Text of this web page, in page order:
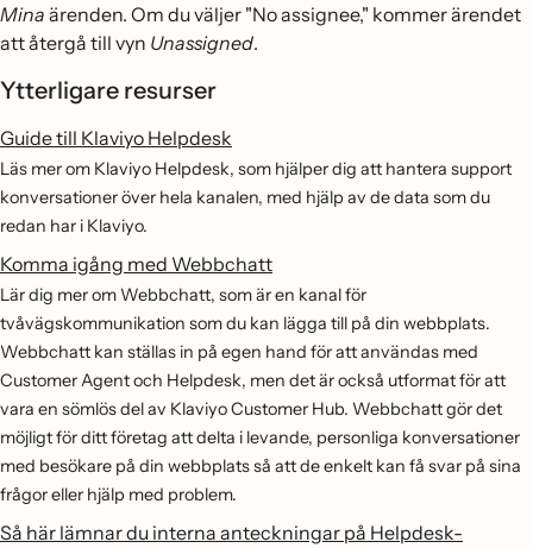
Mina ärenden. Om du väljer "No assignee," kommer ärendet
att återgå till vyn Unassigned.
Ytterligare resurser
Guide till Klaviyo Helpdesk
Läs mer om Klaviyo Helpdesk, som hjälper dig att hantera support
konversationer över hela kanalen, med hjälp av de data som du
redan har i Klaviyo.
Komma igång med Webbchatt
Lär dig mer om Webbchatt, som är en kanal för
tvåvägskommunikation som du kan lägga till på din webbplats.
Webbchatt kan ställas in på egen hand för att användas med
Customer Agent och Helpdesk, men det är också utformat för att
vara en sömlös del av Klaviyo Customer Hub. Webbchatt gör det
möjligt för ditt företag att delta i levande, personliga konversationer
med besökare på din webbplats så att de enkelt kan få svar på sina
frågor eller hjälp med problem.
Så här lämnar du interna anteckningar på Helpdesk-